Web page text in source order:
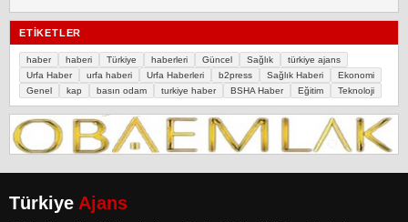
ETIKETLER
haber haberi Türkiye haberleri Güncel Sağlık
türkiye ajans
Urfa Haber
urfa haberi Urfa Haberleri b2press Sağlık Haberi
Ekonomi
Genel
kap basın odam turkiye haber BSHA Haber Eğitim Teknoloji
Türkiye Ajans